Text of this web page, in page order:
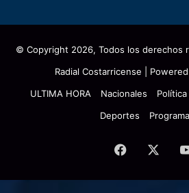
© Copyright 2026, Todos los derechos
Radial Costarricense |
ULTIMA HORA
Nacionales Política
Deportes
Facebook